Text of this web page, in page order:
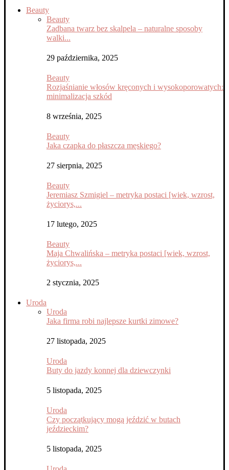
Beauty
Beauty
Zadbana twarz bez skalpela – naturalne sposoby
walki...
29 października, 2025
Beauty
Rozjaśnianie włosów kręconych i wysokoporowatych:
minimalizacja szkód
8 września, 2025
Beauty
Jaka czapka do płaszcza męskiego?
27 sierpnia, 2025
Beauty
Jeremiasz Szmigiel – metryka postaci [wiek, wzrost,
życiorys,...
17 lutego, 2025
Beauty
Maja Chwalińska – metryka postaci [wiek, wzrost,
życiorys,...
2 stycznia, 2025
Uroda
Uroda
Jaka firma robi najlepsze kurtki zimowe?
27 listopada, 2025
Uroda
Buty do jazdy konnej dla dziewczynki
5 listopada, 2025
Uroda
Czy początkujący mogą jeździć w butach
jeździeckim?
5 listopada, 2025